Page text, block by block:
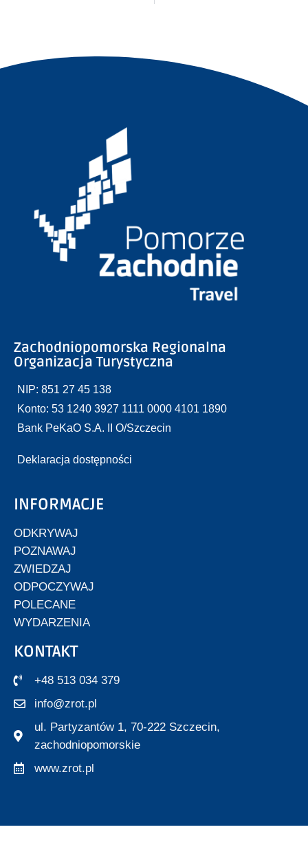
Zachodniopomorska Regionalna
Organizacja Turystyczna
NIP: 851 27 45 138
Konto: 53 1240 3927 1111 0000 4101 1890
Bank PeKaO S.A. II O/Szczecin
Deklaracja dostępności
INFORMACJE
ODKRYWAJ
POZNAWAJ
ZWIEDZAJ
ODPOCZYWAJ
POLECANE
WYDARZENIA
KONTAKT
+48 513 034 379
info@zrot.pl
ul. Partyzantów 1, 70-222 Szczecin,
zachodniopomorskie
www.zrot.pl